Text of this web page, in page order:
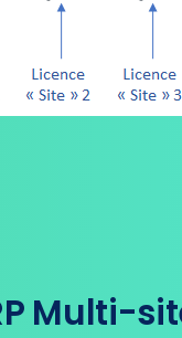
Multi-